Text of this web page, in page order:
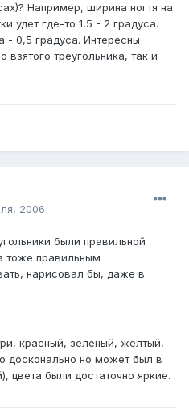
Например, ширина ногтя на
удет где-то 1,5 - 2 градуса.
- 0,5 градуса. Интересны
треугольника, так и
2006
были правильной
тоже правильным
нарисовал бы, даже в
красный, зелёный, жёлтый,
досконально но может был в
цвета были достаточно яркие.